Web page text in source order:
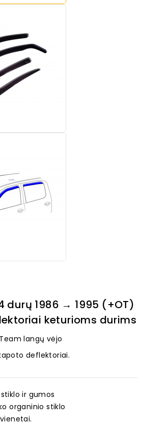
durų 1986 → 1995 (+OT)
keturioms durims
Team langų vėjo
deflektoriai.
ir gumos
organinio stiklo